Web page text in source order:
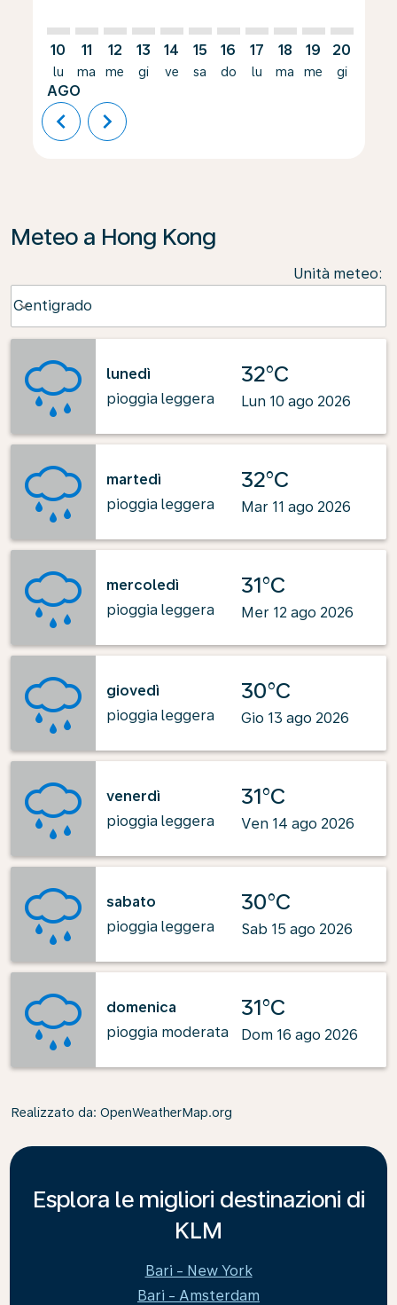
10
lu
AGO
11
ma
12
me
13
gi
14
ve
15
sa
16
do
17
lu
18
ma
19
me
20
gi
chevron_left chevron_right
Meteo a Hong Kong
Unità meteo:
Centigrado
keyboard_arrow_down
lunedì
pioggia leggera
32°C
Lun 10 ago 2026
martedì
pioggia leggera
32°C
Mar 11 ago 2026
mercoledì
pioggia leggera
31°C
Mer 12 ago 2026
giovedì
pioggia leggera
30°C
Gio 13 ago 2026
venerdì
pioggia leggera
31°C
Ven 14 ago 2026
sabato
pioggia leggera
30°C
Sab 15 ago 2026
domenica
pioggia moderata
31°C
Dom 16 ago 2026
Realizzato da: OpenWeatherMap.org
Esplora le migliori destinazioni di
KLM
Bari - New York
Bari - Amsterdam